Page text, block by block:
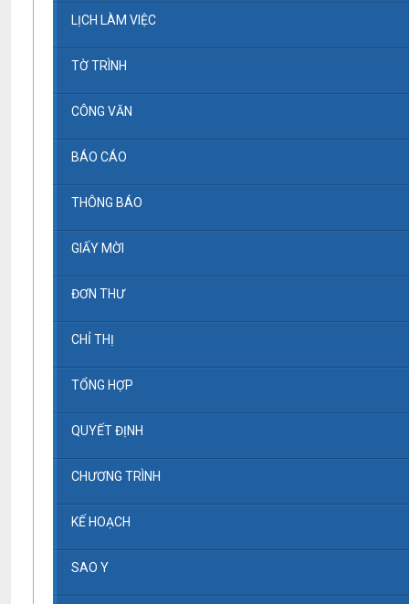
LỊCH LÀM VIỆC
TỜ TRÌNH
CÔNG VĂN
BÁO CÁO
THÔNG BÁO
GIẤY MỜI
ĐƠN THƯ
CHỈ THỊ
TỔNG HỢP
QUYẾT ĐỊNH
CHƯƠNG TRÌNH
KẾ HOẠCH
SAO Y